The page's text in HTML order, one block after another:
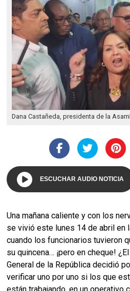
Dana Castañeda, presidenta de la
ESCUCHAR AUDIO NOTICIA
Una mañana caliente y con los
se vivió este lunes 14 de abril en
cuando los funcionarios tuvieron
su quincena… ¡pero en cheque!
General de la República decidió
verificar uno por uno si los que
están trabajando, en un operativo